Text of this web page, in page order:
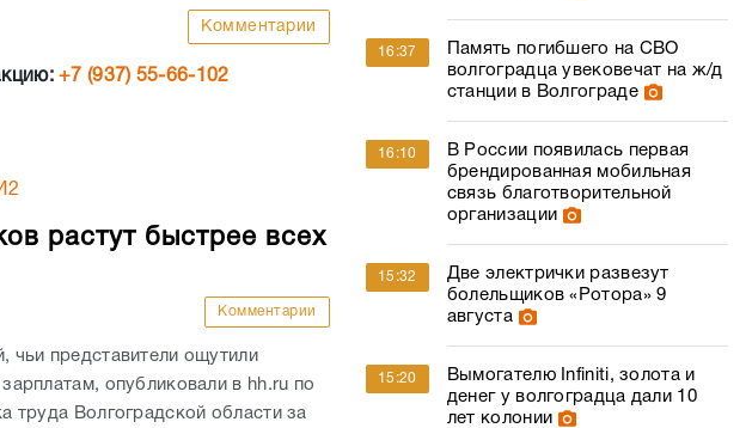
Комментарии
+7 (937) 55-66-102
растут быстрее всех
Комментарии
чьи представители ощутили
опубликовали в hh.ru по
труда Волгоградской области за
16:37
Память погибшего на СВО
волгоградца увековечат на ж/д
станции в Волгограде
16:10
В России появилась первая
брендированная мобильная
связь благотворительной
организации
15:32
Две электрички развезут
болельщиков «Ротора» 9
августа
15:20
Вымогателю Infiniti, золота и
денег у волгоградца дали 10
лет колонии